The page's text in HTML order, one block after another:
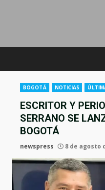
BOGOTÁ NOTICIAS
ESCRITOR Y
SERRANO SE
BOGOTÁ
newspress 8 de agosto